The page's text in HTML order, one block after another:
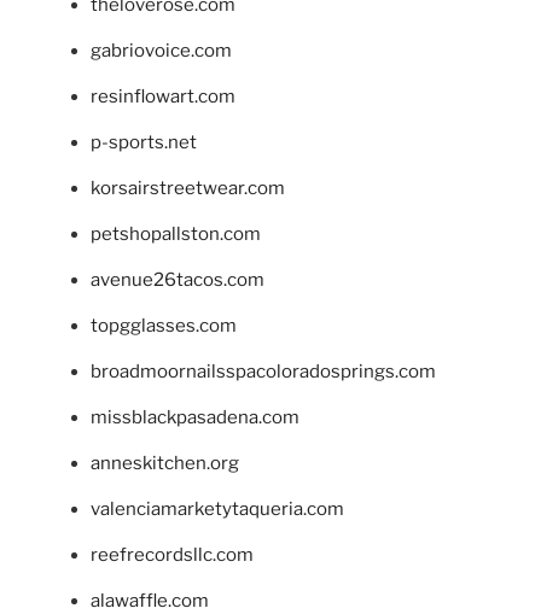
theloverose.com
gabriovoice.com
resinflowart.com
p-sports.net
korsairstreetwear.com
petshopallston.com
avenue26tacos.com
topgglasses.com
broadmoornailsspacoloradosprings.com
missblackpasadena.com
anneskitchen.org
valenciamarketytaqueria.com
reefrecordsllc.com
alawaffle.com